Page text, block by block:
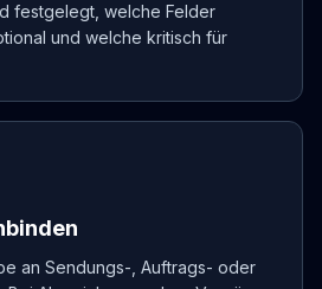
festgelegt, welche Felder
und welche kritisch für
an Sendungs-, Auftrags- oder